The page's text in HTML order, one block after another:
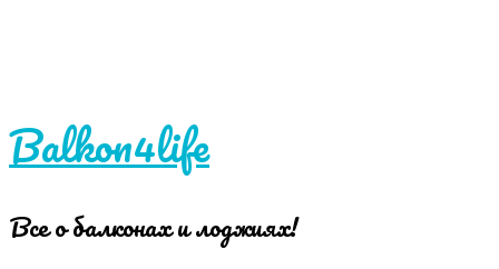
Balkon4life
Все о балконах и лоджиях!